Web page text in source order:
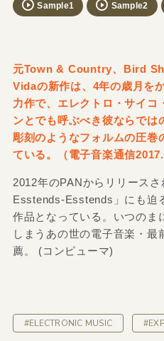
Sample1 Sample2
元Town & Country、Bird
Vidaの新作は、4年の歳月を
力作で、エレクトロ・サイコ
ンとでも呼ぶべき彼ならでは
彫刻のようなフォルムの圧巻
ている。（電子音楽通信
2012年のPANからリリース
Esstends-Esstends」にも迫
作品となっている。いつのま
しまうあの世の電子音楽・最
薦。 (コンピューマ)
#ELECTRONIC MUSIC